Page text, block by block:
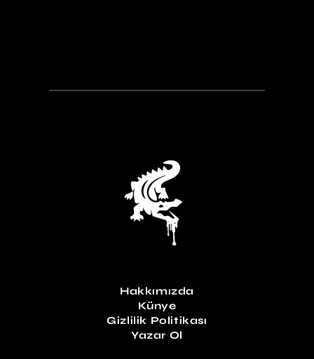
Hakkımızda
Künye
Gizlilik Politikası
Yazar Ol